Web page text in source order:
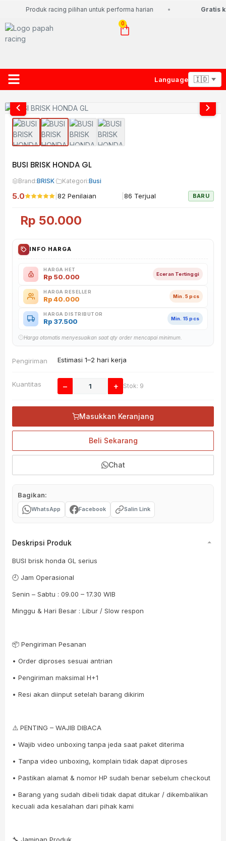
Produk racing pilihan untuk performa harian Gratis
0
Language
BUSI BRISK HONDA GL
Brand:BRISK· Kategori:Busi
5.0 82 Penilaian 86 Terjual BARU
Rp 50.000
INFO HARGA
HARGA HET
Rp 50.000 Eceran Tertinggi
HARGA RESELLER
Rp40.000 Min. 5 pcs
HARGA DISTRIBUTOR
Rp 37.500 Min. 15 pcs
Harga otomatis menyesuaikan saat qty order mencapai minimum.
Pengiriman Estimasi 1–2 hari kerja
Kuantitas − + Stok: 9
Masukkan Keranjang
Beli Sekarang
Chat
Bagikan:
WhatsApp Facebook Salin Link
Deskripsi Produk
BUSI brisk honda GL serius
🕘 Jam Operasional
Senin – Sabtu : 09.00 – 17.30 WIB
Minggu & Hari Besar : Libur / Slow respon
📦 Pengiriman Pesanan
• Order diproses sesuai antrian
• Pengiriman maksimal H+1
• Resi akan diinput setelah barang dikirim
⚠️ PENTING – WAJIB DIBACA
• Wajib video unboxing tanpa jeda saat paket diterima
• Tanpa video unboxing, komplain tidak dapat diproses
• Pastikan alamat & nomor HP sudah benar sebelum checkout
• Barang yang sudah dibeli tidak dapat ditukar / dikembalikan
kecuali ada kesalahan dari pihak kami
🔧 Jaminan Produk